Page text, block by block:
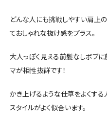
どんな人にも挑戦しやすい肩上
ておしゃれな抜け感をプラス。
大人っぽく見える前髪なしボブ
マが相性抜群です！
かき上げるような仕草をよくす
スタイルがよく似合います。